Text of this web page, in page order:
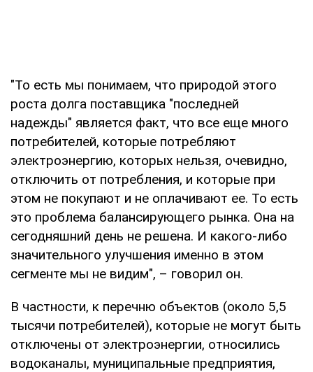
"То есть мы понимаем, что природой этого
роста долга поставщика "последней
надежды" является факт, что все еще много
потребителей, которые потребляют
электроэнергию, которых нельзя, очевидно,
отключить от потребления, и которые при
этом не покупают и не оплачивают ее. То есть
это проблема балансирующего рынка. Она на
сегодняшний день не решена. И какого-либо
значительного улучшения именно в этом
сегменте мы не видим", – говорил он.
В частности, к перечню объектов (около 5,5
тысячи потребителей), которые не могут быть
отключены от электроэнергии, относились
водоканалы, муниципальные предприятия,